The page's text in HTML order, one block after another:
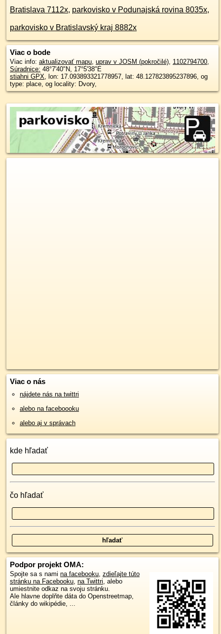
Bratislava 7112x, parkovisko v Podunajská rovina 8035x,
parkovisko v Bratislavský kraj 8882x
Viac o bode
Viac info: aktualizovať mapu, uprav v JOSM (pokročilé), 1102794700,
Súradnice: 48°7'40"N, 17°5'38"E
stiahni GPX, lon: 17.093893321778957, lat: 48.127823895237896, og
type: place, og locality: Dvory,
Viac o nás
nájdete nás na twittri
alebo na faceboooku
alebo aj v správach
kde hľadať
čo hľadať
Podpor projekt OMA:
Spojte sa s nami na facebooku, zdieľajte túto
stránku na Facebooku, na Twittri, alebo
umiestnite odkaz na svoju stránku.
Ale hlavne doplňte dáta do Openstreetmap,
články do wikipédie, ...